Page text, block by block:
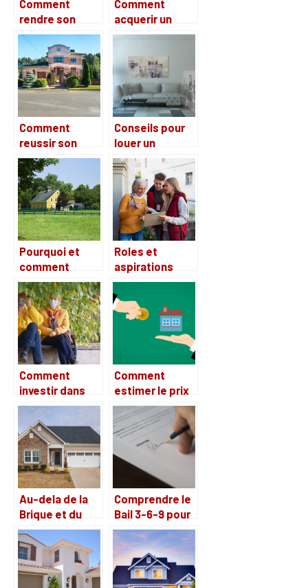
Comment
rendre son
jardin
accueillant et
agreable ?
Comment
acquerir un
terrain en
Maritime ?
Comment
reussir son
projet
immobilier?
Conseils pour
louer un
appartement
en étant au
chômage
Pourquoi et
comment
délimiter son
terrain ?
Roles et
aspirations
d’une
association de
defense des
locataires : que
retenir ?
Comment
investir dans
une maison de
retraite
Comment
estimer le prix
de vente de
votre maison ?
Au-dela de la
Brique et du
Mortier :
Explorer
l’Emotion
comme Facteur
Comprendre le
Bail 3-6-9 pour
particuliers :
les regles a
connaitre